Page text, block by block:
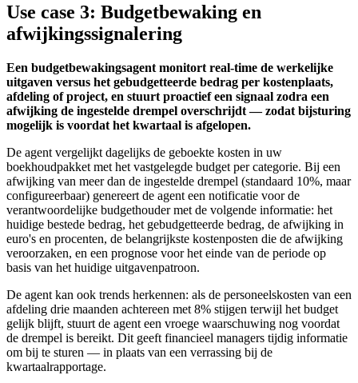
Use case 3: Budgetbewaking en
afwijkingssignalering
Een budgetbewakingsagent monitort real-time de werkelijke
uitgaven versus het gebudgetteerde bedrag per kostenplaats,
afdeling of project, en stuurt proactief een signaal zodra een
afwijking de ingestelde drempel overschrijdt — zodat bijsturing
mogelijk is voordat het kwartaal is afgelopen.
De agent vergelijkt dagelijks de geboekte kosten in uw
boekhoudpakket met het vastgelegde budget per categorie. Bij een
afwijking van meer dan de ingestelde drempel (standaard 10%, maar
configureerbaar) genereert de agent een notificatie voor de
verantwoordelijke budgethouder met de volgende informatie: het
huidige bestede bedrag, het gebudgetteerde bedrag, de afwijking in
euro's en procenten, de belangrijkste kostenposten die de afwijking
veroorzaken, en een prognose voor het einde van de periode op
basis van het huidige uitgavenpatroon.
De agent kan ook trends herkennen: als de personeelskosten van een
afdeling drie maanden achtereen met 8% stijgen terwijl het budget
gelijk blijft, stuurt de agent een vroege waarschuwing nog voordat
de drempel is bereikt. Dit geeft financieel managers tijdig informatie
om bij te sturen — in plaats van een verrassing bij de
kwartaalrapportage.